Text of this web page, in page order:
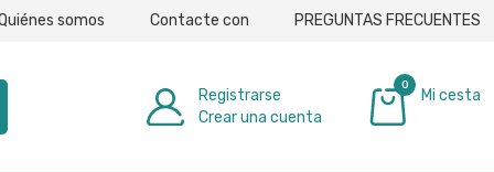
somos Contacte con PREGUNTAS FRECUENTES
Registrarse
Crear una cuenta
0
Mi cesta